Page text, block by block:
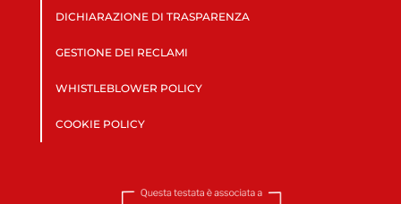
DICHIARAZIONE DI TRASPARENZA
GESTIONE DEI RECLAMI
WHISTLEBLOWER POLICY
COOKIE POLICY